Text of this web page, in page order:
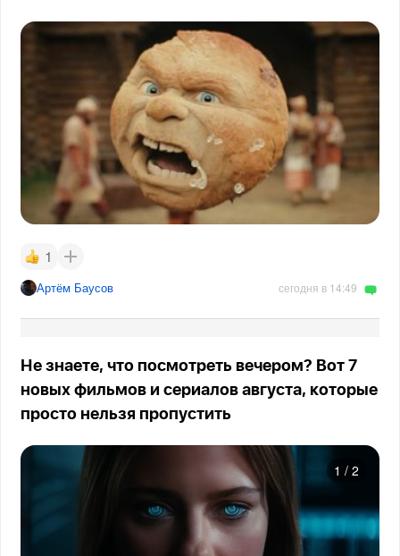
1
Артём Баусов сегодня в 14:49
Не знаете, что посмотреть вечером? Вот 7
новых фильмов и сериалов августа, которые
просто нельзя пропустить
1 / 2